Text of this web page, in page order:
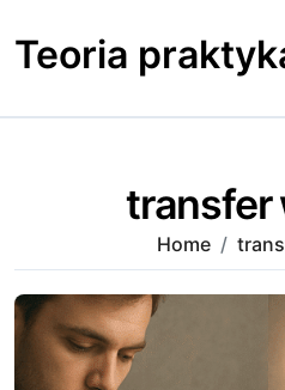
to
content
Teoria
transfer
Home